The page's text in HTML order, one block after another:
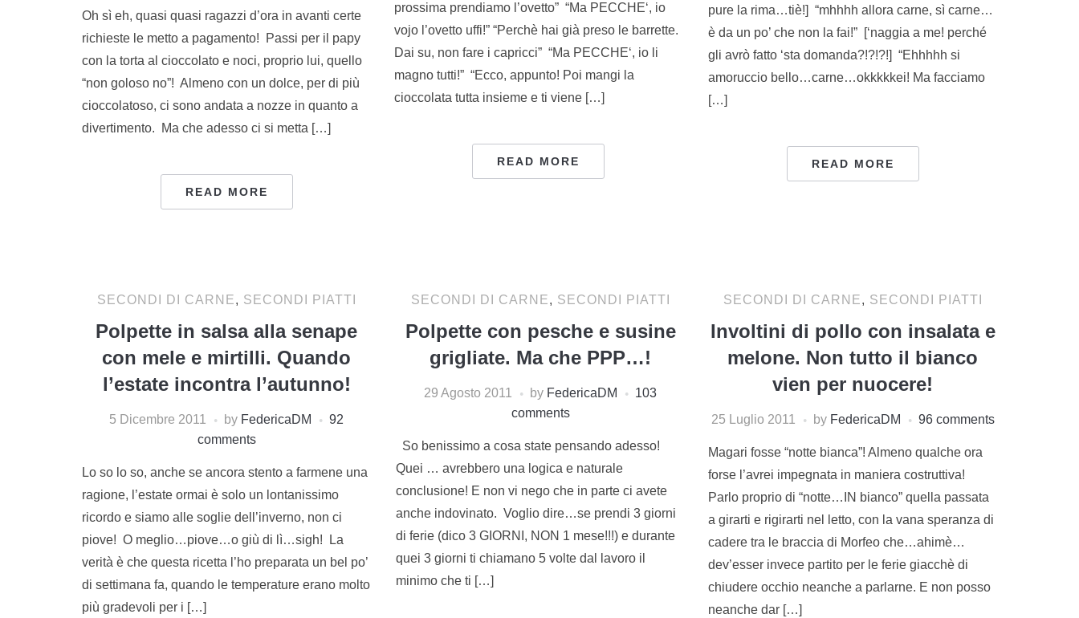
Oh sì eh, quasi quasi ragazzi d’ora in avanti certe
richieste le metto a pagamento! Passi per il papy
con la torta al cioccolato e noci, proprio lui, quello
“non goloso no”! Almeno con un dolce, per di più
cioccolatoso, ci sono andata a nozze in quanto a
divertimento. Ma che adesso ci si metta […]
READ MORE
prossima prendiamo l’ovetto” “Ma PECCHE‘, io
vojo l’ovetto uffi!” “Perchè hai già preso le barrette.
Dai su, non fare i capricci” “Ma PECCHE‘, io li
magno tutti!” “Ecco, appunto! Poi mangi la
cioccolata tutta insieme e ti viene […]
READ MORE
pure la rima…tiè!] “mhhhh allora carne, sì carne…
è da un po’ che non la fai!” [‘naggia a me! perché
gli avrò fatto ‘sta domanda?!?!?!] “Ehhhhh si
amoruccio bello…carne…okkkkkei! Ma facciamo
[…]
READ MORE
SECONDI DI CARNE, SECONDI PIATTI
Polpette in salsa alla senape
con mele e mirtilli. Quando
l’estate incontra l’autunno!
5 Dicembre 2011 by FedericaDM
92
comments
Lo so lo so, anche se ancora stento a farmene una
ragione, l’estate ormai è solo un lontanissimo
ricordo e siamo alle soglie dell’inverno, non ci
piove! O meglio…piove…o giù di lì…sigh! La
verità è che questa ricetta l’ho preparata un bel po’
di settimana fa, quando le temperature erano molto
più gradevoli per i […]
SECONDI DI CARNE, SECONDI PIATTI
Polpette con pesche e susine
grigliate. Ma che PPP…!
29 Agosto 2011 by FedericaDM
103
comments
So benissimo a cosa state pensando adesso!
Quei … avrebbero una logica e naturale
conclusione! E non vi nego che in parte ci avete
anche indovinato. Voglio dire…se prendi 3 giorni
di ferie (dico 3 GIORNI, NON 1 mese!!!) e durante
quei 3 giorni ti chiamano 5 volte dal lavoro il
minimo che ti […]
SECONDI DI CARNE, SECONDI PIATTI
Involtini di pollo con insalata e
melone. Non tutto il bianco
vien per nuocere!
25 Luglio 2011 by FedericaDM 96 comments
Magari fosse “notte bianca”! Almeno qualche ora
forse l’avrei impegnata in maniera costruttiva!
Parlo proprio di “notte…IN bianco” quella passata
a girarti e rigirarti nel letto, con la vana speranza di
cadere tra le braccia di Morfeo che…ahimè…
dev’esser invece partito per le ferie giacchè di
chiudere occhio neanche a parlarne. E non posso
neanche dar […]